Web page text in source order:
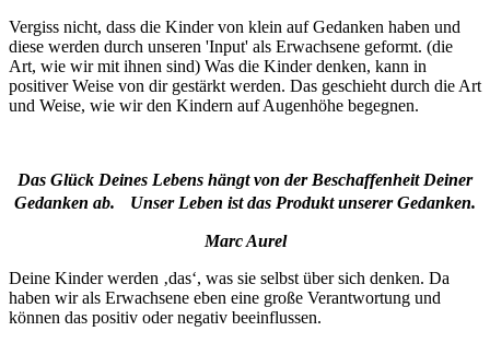
Vergiss nicht, dass die Kinder von klein auf Gedanken haben und
diese werden durch unseren 'Input' als Erwachsene geformt. (die
Art, wie wir mit ihnen sind) Was die Kinder denken, kann in
positiver Weise von dir gestärkt werden. Das geschieht durch die Art
und Weise, wie wir den Kindern auf Augenhöhe begegnen.
Das Glück Deines Lebens hängt von der Beschaffenheit Deiner
Gedanken ab. Unser Leben ist das Produkt unserer Gedanken.
Marc Aurel
Deine Kinder werden ‚das‘, was sie selbst über sich denken. Da
haben wir als Erwachsene eben eine große Verantwortung und
können das positiv oder negativ beeinflussen.